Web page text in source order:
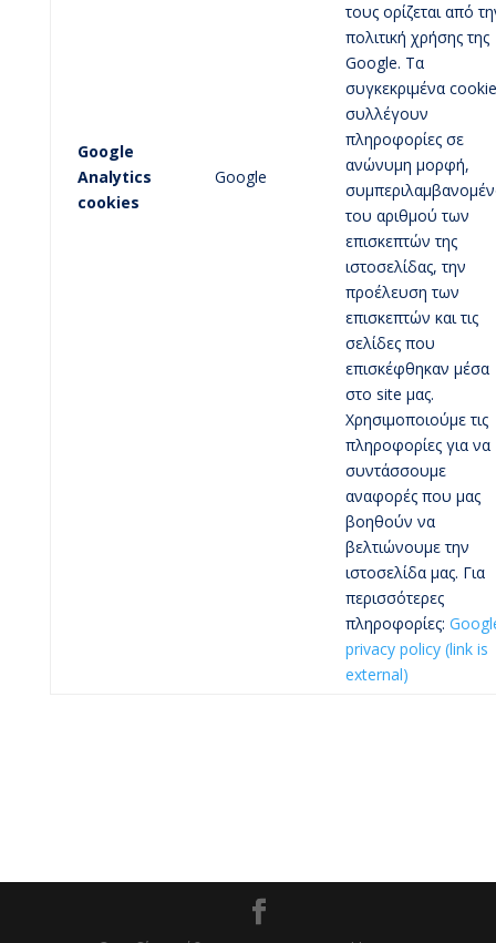
Google
Analytics
cookies
Google
τους ορίζεται από
πολιτική χρήσης της
Google. Τα
συγκεκριμένα
συλλέγουν
πληροφορίες σε
ανώνυμη μορφή,
του αριθμού των
επισκεπτών της
ιστοσελίδας, την
προέλευση των
επισκεπτών και τις
σελίδες που
επισκέφθηκαν μέσα
στο site μας.
Χρησιμοποιούμε τις
πληροφορίες για να
συντάσσουμε
αναφορές που μας
βοηθούν να
βελτιώνουμε την
ιστοσελίδα μας. Για
περισσότερες
πληροφορίες:
privacy policy(link is
external)